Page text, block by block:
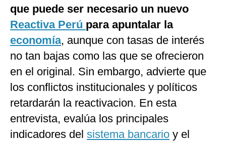
Mix
G de Gestión
Notas Contratadas
Podcast
Gestión TV
Videos
Fotogalerías
que puede ser necesario un nuevo
Reactiva Perú para apuntalar la
economía, aunque con tasas de interés
no tan bajas como las que se ofrecieron
en el original. Sin embargo, advierte que
los conflictos institucionales y políticos
retardarán la reactivacion. En esta
entrevista, evalúa los principales
indicadores del sistema bancario y el